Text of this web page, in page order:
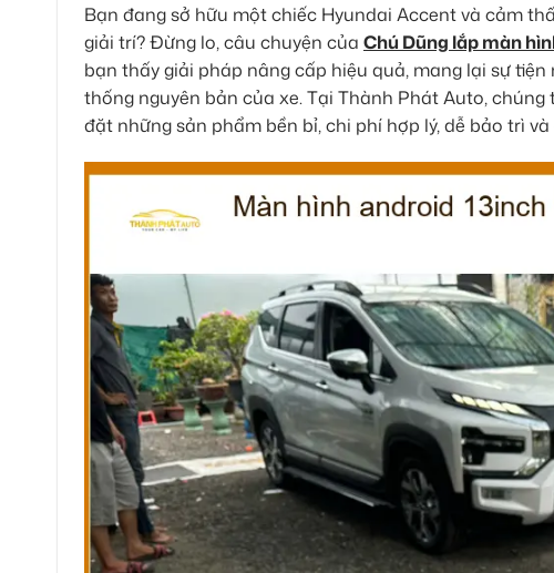
Bạn đang sở hữu một chiếc Hyundai Accent và cảm
giải trí? Đừng lo, câu chuyện của Chú Dũng lắp màn
bạn thấy giải pháp nâng cấp hiệu quả, mang lại sự
thống nguyên bản của xe. Tại Thành Phát Auto,
đặt những sản phẩm bền bỉ, chi phí hợp lý, dễ bảo trì